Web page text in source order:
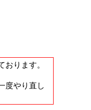
おります。
度やり直し